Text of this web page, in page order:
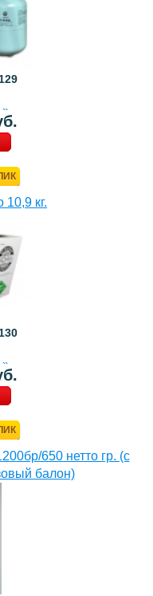
кг.
650 нетто гр. (с
балон)